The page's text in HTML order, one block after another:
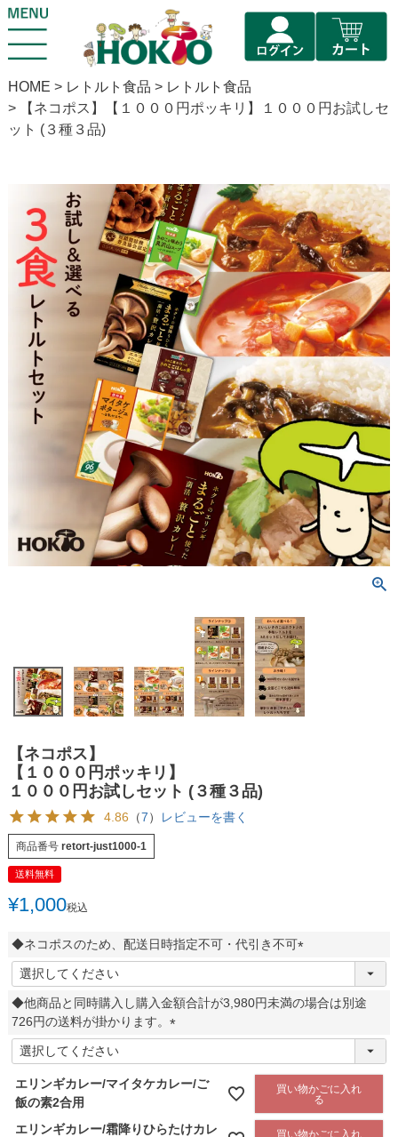
HOME レトルト食品
レトルト食品
【ネコポス】【１０００円ポッキリ】１０００円お試しセ
ット (３種３品)
【ネコポス】
【１０００円ポッキリ】
１０００円お試しセット (３種３品)
4.86 （7） レビューを書く
商品番号 retort-just1000-1
送料無料
¥1,000税込
◆ネコポスのため、配送日時指定不可・代引き不可
必
須
◆他商品と同時購入し購入金額合計が3,980円未満の場合は別途
726円の送料が掛かります。
必
須
エリンギカレー/マイタケカレー/ご
飯の素2合用
買い物かごに入れ
る
エリンギカレー/霜降りひらたけカレ